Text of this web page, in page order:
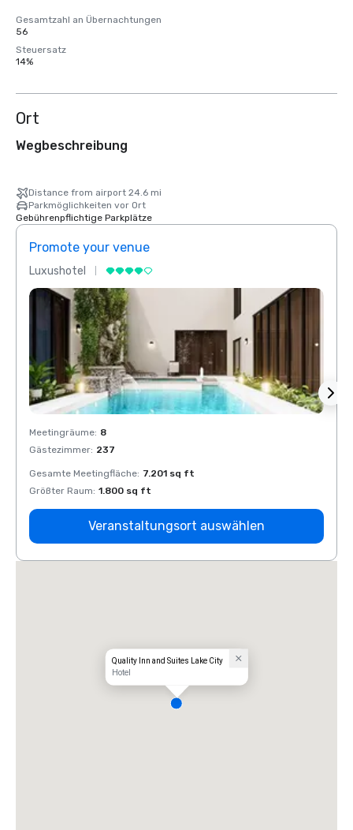
Gesamtzahl an Übernachtungen
56
Steuersatz
14%
Ort
Wegbeschreibung
Distance from airport 24.6 mi
Parkmöglichkeiten vor Ort
Gebührenpflichtige Parkplätze
Promote your venue
Luxushotel
Meetingräume: 8
Gästezimmer: 237
Gesamte Meetingfläche: 7.201 sq ft
Größter Raum: 1.800 sq ft
Veranstaltungsort auswählen
Quality Inn and Suites Lake City
Hotel